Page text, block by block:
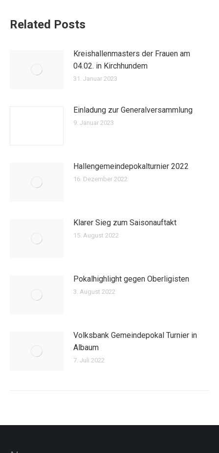
Related Posts
Kreishallenmasters der Frauen am
04.02. in Kirchhundem
31. Januar 2023
Einladung zur Generalversammlung
9. Januar 2023
Hallengemeindepokalturnier 2022
16. Dezember 2022
Klarer Sieg zum Saisonauftakt
15. August 2022
Pokalhighlight gegen Oberligisten
3. August 2022
Volksbank Gemeindepokal Turnier in
Albaum
7. Juli 2022